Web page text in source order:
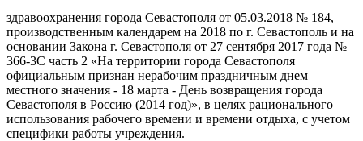
здравоохранения города Севастополя от 05.03.2018 № 184,
производственным календарем на 2018 по г. Севастополь и на
основании Закона г. Севастополя от 27 сентября 2017 года №
366-3C часть 2 «На территории города Севастополя
официальным признан нерабочим праздничным днем
местного значения - 18 марта - День возвращения города
Севастополя в Россию (2014 год)», в целях рационального
использования рабочего времени и времени отдыха, с учетом
специфики работы учреждения.